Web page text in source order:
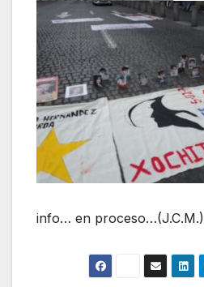
info… en proceso…(J.C.M.)